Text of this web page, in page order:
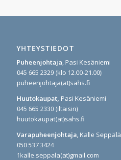
YHTEYSTIEDOT
Puheenjohtaja, Pasi Kesäniemi
045 665 2329 (klo 12.00-21.00)
puheenjohtaja(at)sahs.fi
Huutokaupat, Pasi Kesäniemi
045 665 2330 (iltaisin)
huutokaupat(at)sahs.fi
Varapuheenjohtaja, Kalle Seppälä
050 537 3424
1kalle.seppala(at)gmail.com